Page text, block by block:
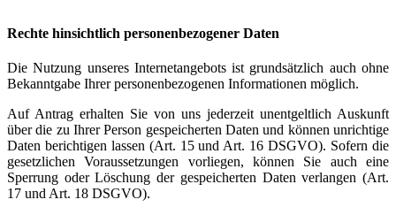
Rechte hinsichtlich personenbezogener Daten
Die Nutzung unseres Internetangebots ist grundsätzlich auch ohne
Bekanntgabe Ihrer personenbezogenen Informationen möglich.
Auf Antrag erhalten Sie von uns jederzeit unentgeltlich Auskunft
über die zu Ihrer Person gespeicherten Daten und können unrichtige
Daten berichtigen lassen (Art. 15 und Art. 16 DSGVO). Sofern die
gesetzlichen Voraussetzungen vorliegen, können Sie auch eine
Sperrung oder Löschung der gespeicherten Daten verlangen (Art.
17 und Art. 18 DSGVO).